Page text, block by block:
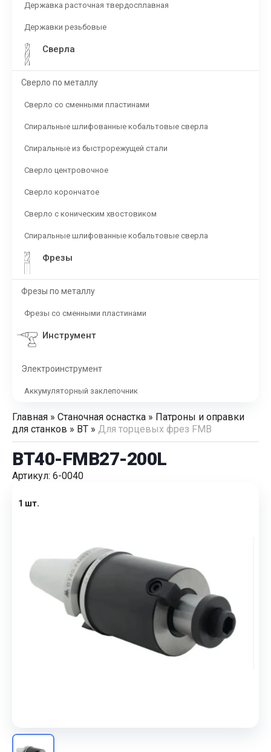
Державка расточная твердосплавная
Державки резьбовые
Сверла
Сверло по металлу
Сверло со сменными пластинами
Спиральные шлифованные кобальтовые сверла
Спиральные из быстрорежущей стали
Сверло центровочное
Сверло корончатое
Сверло с коническим хвостовиком
Спиральные шлифованные кобальтовые сверла
Фрезы
Фрезы по металлу
Фрезы со сменными пластинами
Инструмент
Электроинструмент
Аккумуляторный заклепочник
Главная » Станочная оснастка » Патроны и оправки
для станков » BT » Для торцевых фрез FMB
BT40-FMB27-200L
Артикул: 6-0040
1 шт.